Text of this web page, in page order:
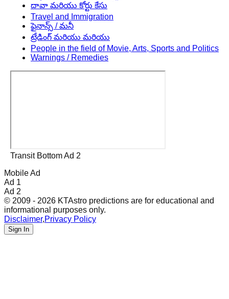
దావా మరియు కోర్టు కేసు
Travel and Immigration
ఫైనాన్స్ / మనీ
ట్రేడింగ్ మరియు మరియు
People in the field of Movie, Arts, Sports and Politics
Warnings / Remedies
Transit Bottom Ad 2
Mobile Ad
Ad 1
Ad 2
© 2009 - 2026 KTAstro predictions are for educational and
informational purposes only.
Disclaimer,Privacy Policy
Sign In